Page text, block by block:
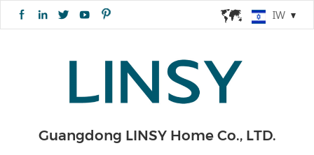
IW
Guangdong LINSY Home Co., LTD.